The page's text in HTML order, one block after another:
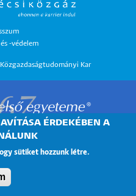
-védelem
Kar
ÉRDEKÉBEN A
sütiket hozzunk létre.